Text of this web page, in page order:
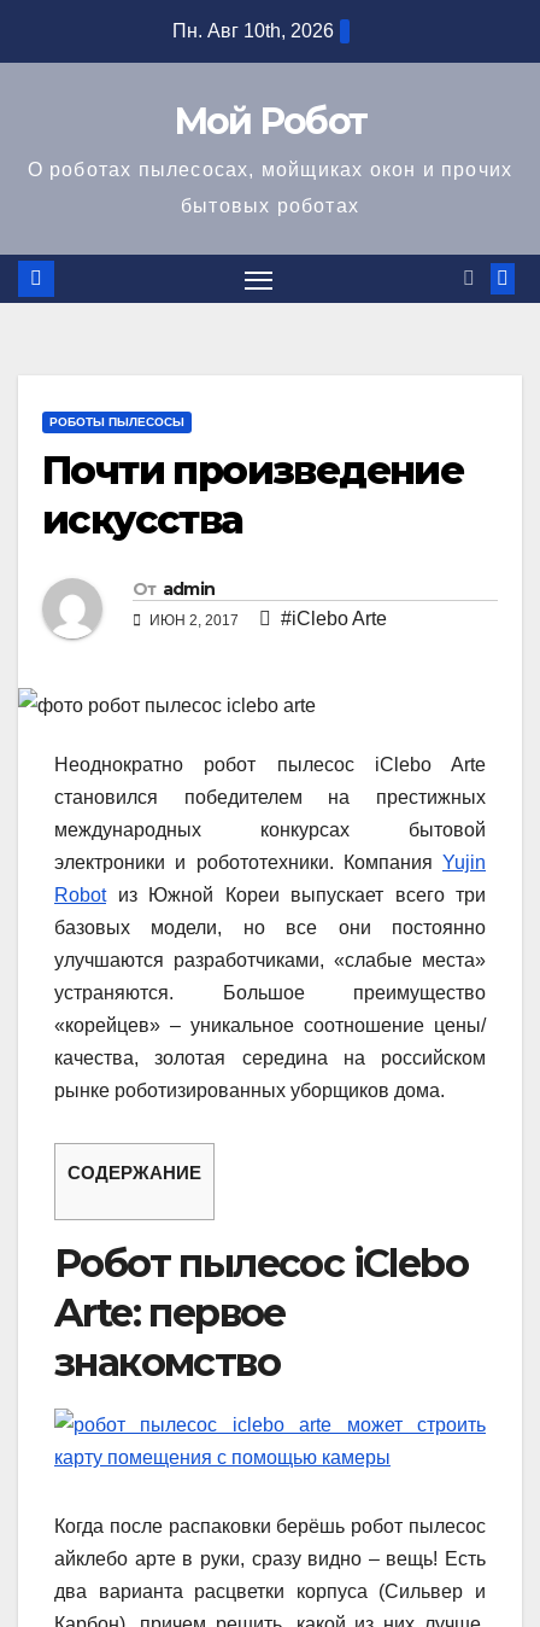
Пн. Авг 10th, 2026
Мой Робот
О роботах пылесосах, мойщиках окон и прочих
бытовых роботах
РОБОТЫ ПЫЛЕСОСЫ
Почти произведение
искусства
От admin
ИЮН 2, 2017 #iClebo Arte
Неоднократно робот пылесос iClebo Arte
становился победителем на престижных
международных конкурсах бытовой
электроники и робототехники. Компания Yujin
Robotиз Южной Кореи выпускает всего три
базовых модели, но все они постоянно
улучшаются разработчиками, «слабые места»
устраняются. Большое преимущество
«корейцев» – уникальное соотношение цены/
качества, золотая середина на российском
рынке роботизированных уборщиков дома.
СОДЕРЖАНИЕ
Робот пылесос iClebo
Arte: первое
знакомство
Когда после распаковки берёшь робот пылесос
айклебо арте в руки, сразу видно – вещь! Есть
два варианта расцветки корпуса (Сильвер и